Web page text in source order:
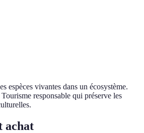
espèces vivantes dans un écosystème.
Tourisme responsable qui préserve les
achat